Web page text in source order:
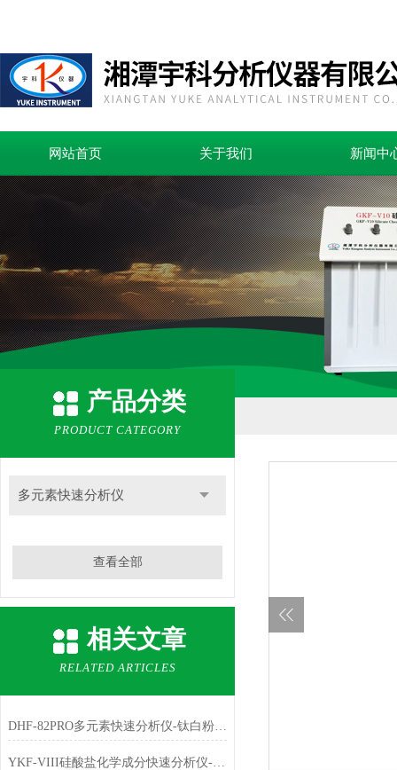
网站首页 关于我们 新闻中
产品分类
PRODUCT CATEGORY
多元素快速分析仪
查看全部
相关文章
RELATED ARTICLES
DHF-82PRO多元素快速分析仪-钛白粉、金红石中主成份TiO2的测定
YKF-VIII硅酸盐化学成分快速分析仪-铁红中主成份Fe2O3的测定